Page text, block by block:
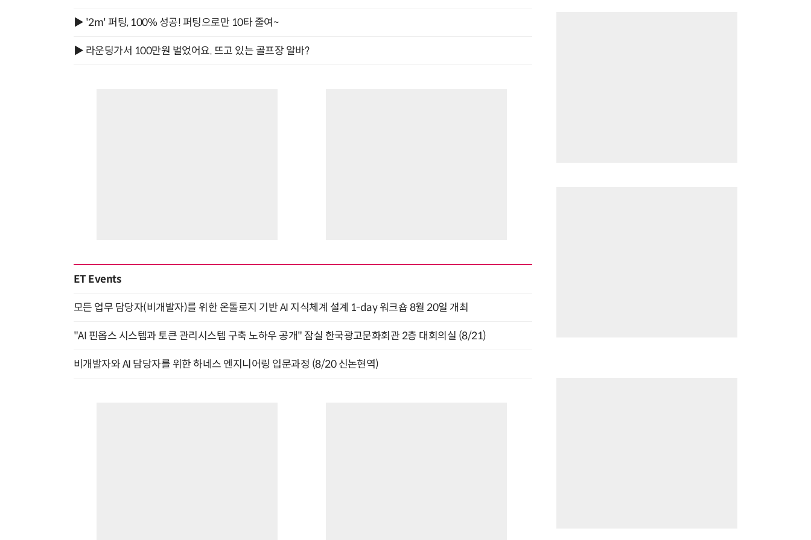
▶ '2m' 퍼팅, 100% 성공! 퍼팅으로만 10타 줄여~
▶ 라운딩가서 100만원 벌었어요. 뜨고 있는 골프장 알바?
ET Events
모든 업무 담당자(비개발자)를 위한 온톨로지 기반 AI 지식체계 설계 1-day 워크숍 8월 20일 개최
"AI 핀옵스 시스템과 토큰 관리시스템 구축 노하우 공개" 잠실 한국광고문화회관 2층 대회의실 (8/21)
비개발자와 AI 담당자를 위한 하네스 엔지니어링 입문과정 (8/20 신논현역)